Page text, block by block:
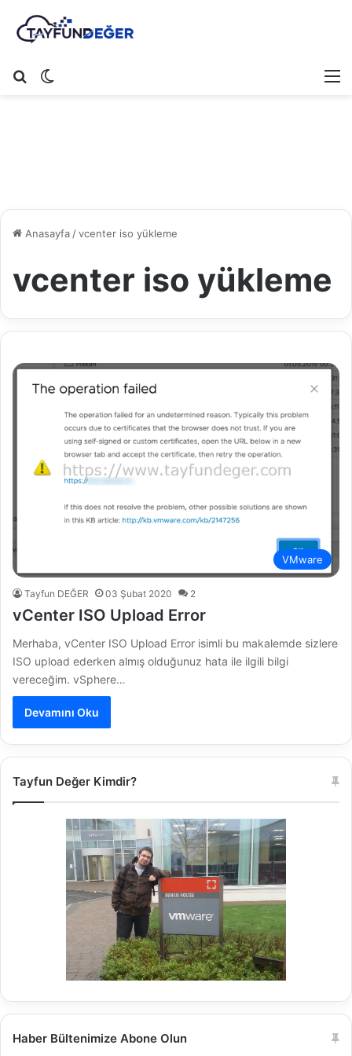
Arama yap ...
Anasayfa/vcenter iso yükleme
vcenter iso yükleme
VMware
Tayfun DEĞER 03 Şubat 2020 2
vCenter ISO Upload Error
Merhaba, vCenter ISO Upload Error isimli bu makalemde sizlere
ISO upload ederken almış olduğunuz hata ile ilgili bilgi
vereceğim. vSphere…
Devamını Oku
Tayfun Değer Kimdir?
Haber Bültenimize Abone Olun